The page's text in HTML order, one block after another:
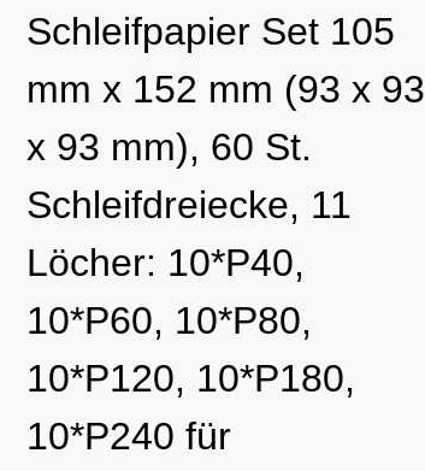
Schleifpapier Set 105
mm x 152 mm (93 x 93
x 93 mm), 60 St.
Schleifdreiecke, 11
Löcher: 10*P40,
10*P60, 10*P80,
10*P120, 10*P180,
10*P240 für